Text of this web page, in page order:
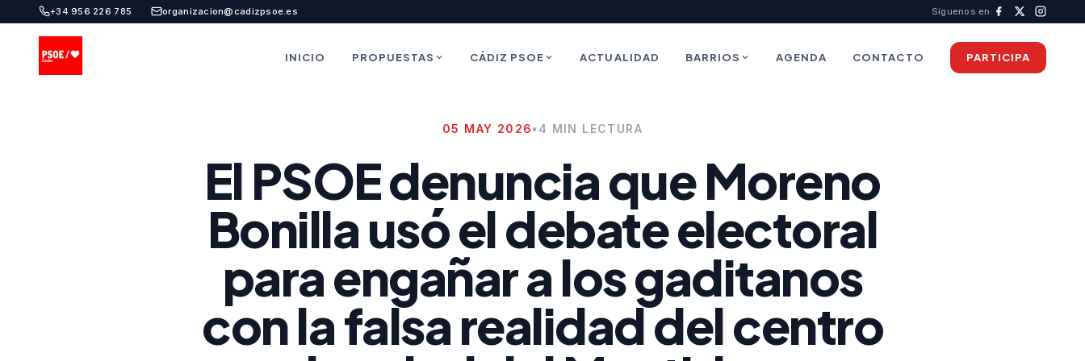
+34 956 226 785 organizacion@cadizpsoe.es Síguenos en:
INICIO PROPUESTAS CÁDIZ PSOE ACTUALIDAD BARRIOS AGENDA CONTACTO PARTICIPA
05 MAY 2026• 4 MIN LECTURA
El PSOE denuncia que Moreno
Bonilla usó el debate electoral
para engañar a los gaditanos
con la falsa realidad del centro